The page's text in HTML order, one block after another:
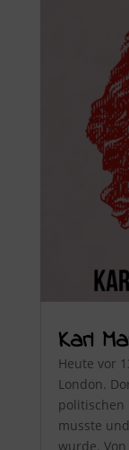
Karl
Heute vor
London.
politischen
musste
wurde.